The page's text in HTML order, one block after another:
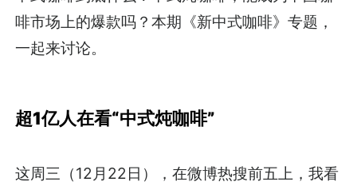
啡市场上的爆款吗？本期《新中式咖啡》专题，
一起来讨论。
超1亿人在看“中式炖咖啡”
这周三（12月22日），在微博热搜前五上，我看